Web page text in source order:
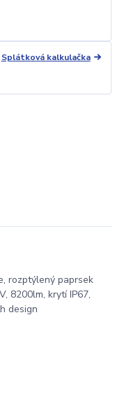
Splátková kalkulačka
rozptýlený paprsek
8200lm, krytí IP67,
design